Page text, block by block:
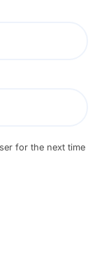
for the next time